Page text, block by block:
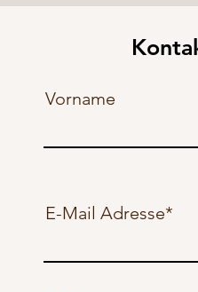
Vorname
E-Mail Adresse*